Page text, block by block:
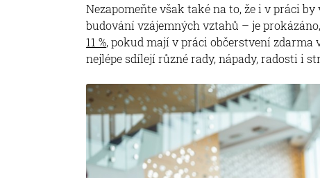
Nezapomeňte však také na to, že i v práci
budování vzájemných vztahů – je
11 %, pokud mají v práci občerstvení
nejlépe sdílejí různé rady, nápady, radosti i